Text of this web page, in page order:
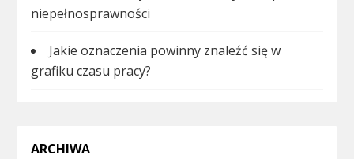
niepełnosprawności
Jakie oznaczenia powinny znaleźć się w
grafiku czasu pracy?
ARCHIWA